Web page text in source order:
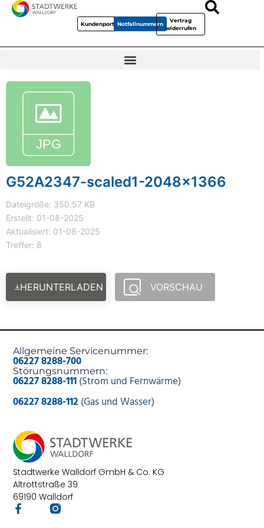
KundenportalNotfallnummern
Vertrag
widerrufen
G52A2347-scaled1-2048x1366
Dateigröße: 350.57 KB
Erstellt: 01-08-2025
Aktualisiert: 01-08-2025
Treffer: 8
HERUNTERLADEN VORSCHAU
Stadtwerke Walldorf GmbH & Co. KG
Altrottstraße 39
69190 Walldorf
Allgemeine Servicenummer:
06227 8288-700
Störungsnummern:
06227 8288-111(Strom und Fernwärme)
06227 8288-112 (Gas und Wasser)